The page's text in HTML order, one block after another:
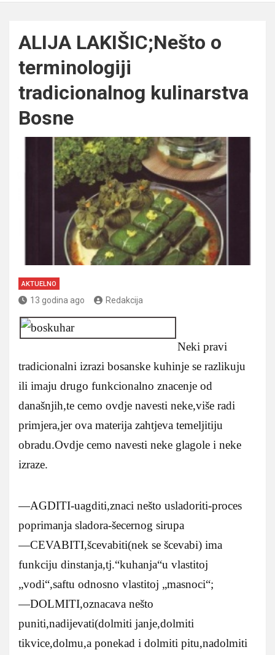
ALIJA LAKIŠIC;Nešto o
terminologiji
tradicionalnog kulinarstva
Bosne
AKTUELNO
13 godina ago Redakcija
Neki pravi
tradicionalni izrazi bosanske kuhinje se razlikuju
ili imaju drugo funkcionalno znacenje od
današnjih,te cemo ovdje navesti neke,više radi
primjera,jer ova materija zahtjeva temeljitiju
obradu.Ovdje cemo navesti neke glagole i neke
izraze.
—AGDITI-uagditi,znaci nešto usladoriti-proces
poprimanja sladora-šecernog sirupa
—CEVABITI,šcevabiti(nek se šcevabi) ima
funkciju dinstanja,tj.“kuhanja“u vlastitoj
„vodi“,saftu odnosno vlastitoj „masnoci“;
—DOLMITI,oznacava nešto
puniti,nadijevati(dolmiti janje,dolmiti
tikvice,dolmu,a ponekad i dolmiti pitu,nadolmiti